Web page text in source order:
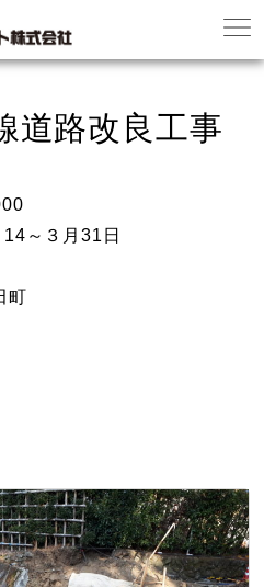
道路改良工事
～３月31日
町